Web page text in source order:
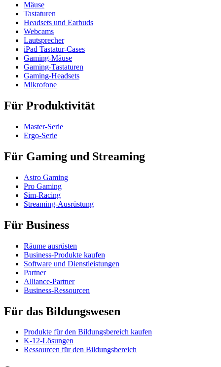
Mäuse
Tastaturen
Headsets und Earbuds
Webcams
Lautsprecher
iPad Tastatur-Cases
Gaming-Mäuse
Gaming-Tastaturen
Gaming-Headsets
Mikrofone
Für Produktivität
Master-Serie
Ergo-Serie
Für Gaming und Streaming
Astro Gaming
Pro Gaming
Sim-Racing
Streaming-Ausrüstung
Für Business
Räume ausrüsten
Business-Produkte kaufen
Software und Dienstleistungen
Partner
Alliance-Partner
Business-Ressourcen
Für das Bildungswesen
Produkte für den Bildungsbereich kaufen
K-12-Lösungen
Ressourcen für den Bildungsbereich